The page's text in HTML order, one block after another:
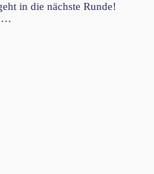
in die nächste Runde!